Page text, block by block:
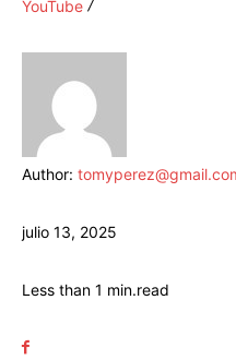
YouTube
Author:
julio 13, 2025
Less than 1 min.read